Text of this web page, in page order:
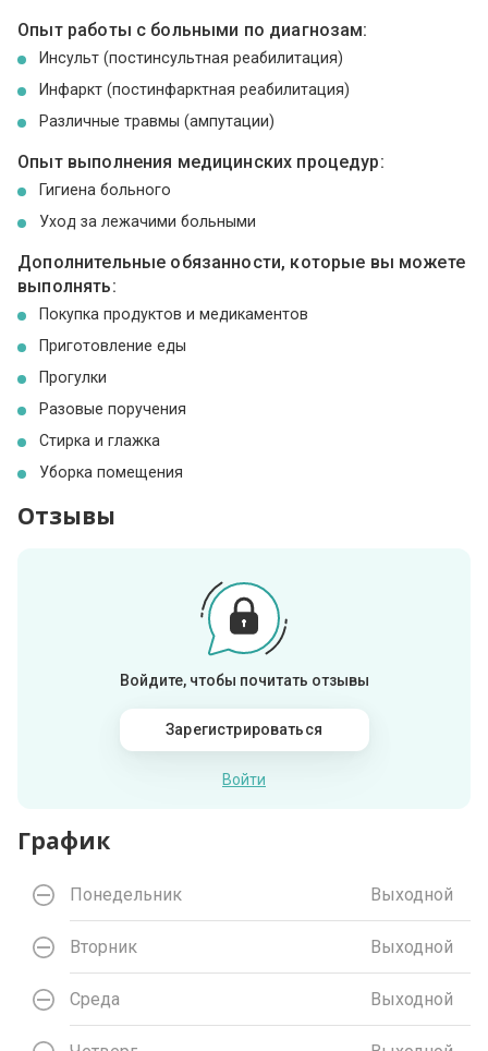
Опыт работы с больными по диагнозам:
Инсульт (постинсультная реабилитация)
Инфаркт (постинфарктная реабилитация)
Различные травмы (ампутации)
Опыт выполнения медицинских процедур:
Гигиена больного
Уход за лежачими больными
Дополнительные обязанности, которые вы можете
выполнять:
Покупка продуктов и медикаментов
Приготовление еды
Прогулки
Разовые поручения
Стирка и глажка
Уборка помещения
Отзывы
Войдите, чтобы почитать отзывы
Зарегистрироваться
Войти
График
Понедельник Выходной
Вторник Выходной
Среда Выходной